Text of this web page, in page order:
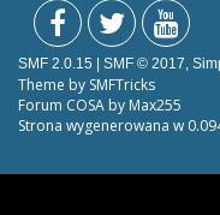
SMF 2.0.15 | SMF © 2017
Theme by SMFTricks
Forum COSA by Max255
Strona wygenerowana w